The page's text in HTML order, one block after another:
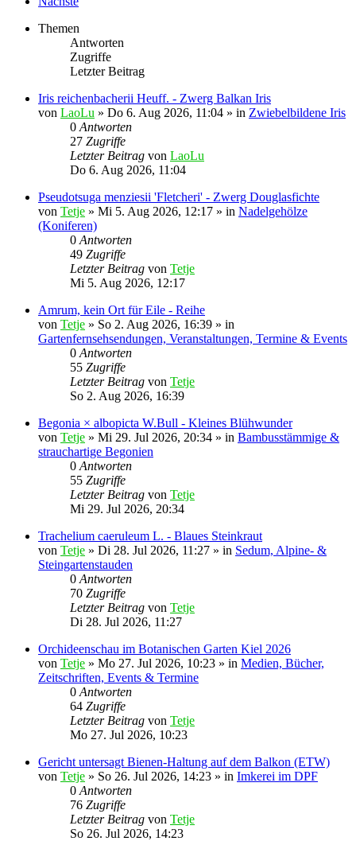
Themen
Antworten
Zugriffe
Letzter Beitrag
Iris reichenbacherii Heuff. - Zwerg Balkan Iris
von LaoLu » Do 6. Aug 2026, 11:04 » in Zwiebelbildene Iris
0 Antworten
27 Zugriffe
Letzter Beitrag von LaoLu
Do 6. Aug 2026, 11:04
Pseudotsuga menziesii 'Fletcheri' - Zwerg Douglasfichte
von Tetje » Mi 5. Aug 2026, 12:17 » in Nadelgehölze
(Koniferen)
0 Antworten
49 Zugriffe
Letzter Beitrag von Tetje
Mi 5. Aug 2026, 12:17
Amrum, kein Ort für Eile - Reihe
von Tetje » So 2. Aug 2026, 16:39 » in
Gartenfernsehsendungen, Veranstaltungen, Termine & Events
0 Antworten
55 Zugriffe
Letzter Beitrag von Tetje
So 2. Aug 2026, 16:39
Begonia × albopicta W.Bull - Kleines Blühwunder
von Tetje » Mi 29. Jul 2026, 20:34 » in Bambusstämmige &
strauchartige Begonien
0 Antworten
55 Zugriffe
Letzter Beitrag von Tetje
Mi 29. Jul 2026, 20:34
Trachelium caeruleum L. - Blaues Steinkraut
von Tetje » Di 28. Jul 2026, 11:27 » in Sedum, Alpine- &
Steingartenstauden
0 Antworten
70 Zugriffe
Letzter Beitrag von Tetje
Di 28. Jul 2026, 11:27
Orchideenschau im Botanischen Garten Kiel 2026
von Tetje » Mo 27. Jul 2026, 10:23 » in Medien, Bücher,
Zeitschriften, Events & Termine
0 Antworten
64 Zugriffe
Letzter Beitrag von Tetje
Mo 27. Jul 2026, 10:23
Gericht untersagt Bienen-Haltung auf dem Balkon (ETW)
von Tetje » So 26. Jul 2026, 14:23 » in Imkerei im DPF
0 Antworten
76 Zugriffe
Letzter Beitrag von Tetje
So 26. Jul 2026, 14:23